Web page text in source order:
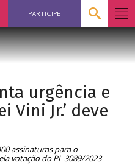
PARTICIPE
urgência e
Vini Jr.’ deve
assinaturas para o
votação do PL 3089/2023